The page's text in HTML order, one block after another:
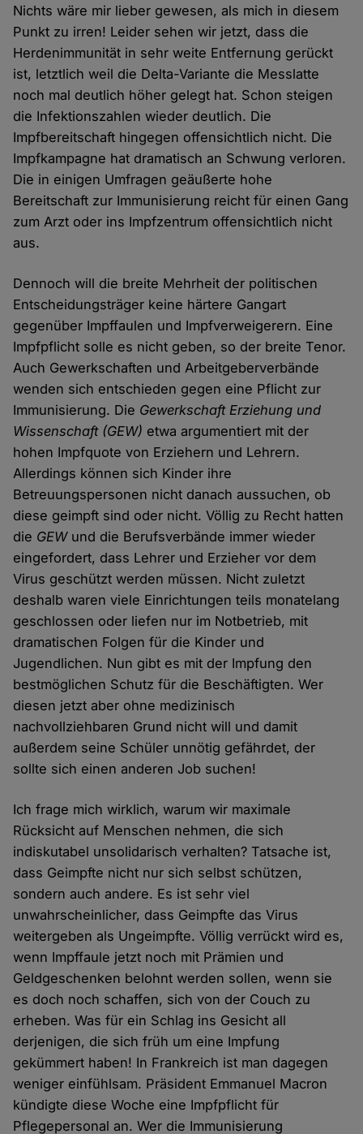
Nichts wäre mir lieber gewesen, als mich in diesem
Punkt zu irren! Leider sehen wir jetzt, dass die
Herdenimmunität in sehr weite Entfernung gerückt
ist, letztlich weil die Delta-Variante die Messlatte
noch mal deutlich höher gelegt hat. Schon steigen
die Infektionszahlen wieder deutlich. Die
Impfbereitschaft hingegen offensichtlich nicht. Die
Impfkampagne hat dramatisch an Schwung verloren.
Die in einigen Umfragen geäußerte hohe
Bereitschaft zur Immunisierung reicht für einen Gang
zum Arzt oder ins Impfzentrum offensichtlich nicht
aus.
Dennoch will die breite Mehrheit der politischen
Entscheidungsträger keine härtere Gangart
gegenüber Impffaulen und Impfverweigerern. Eine
Impfpflicht solle es nicht geben, so der breite Tenor.
Auch Gewerkschaften und Arbeitgeberverbände
wenden sich entschieden gegen eine Pflicht zur
Immunisierung. Die Gewerkschaft Erziehung und
Wissenschaft (GEW) etwa argumentiert mit der
hohen Impfquote von Erziehern und Lehrern.
Allerdings können sich Kinder ihre
Betreuungspersonen nicht danach aussuchen, ob
diese geimpft sind oder nicht. Völlig zu Recht hatten
die GEWund die Berufsverbände immer wieder
eingefordert, dass Lehrer und Erzieher vor dem
Virus geschützt werden müssen. Nicht zuletzt
deshalb waren viele Einrichtungen teils monatelang
geschlossen oder liefen nur im Notbetrieb, mit
dramatischen Folgen für die Kinder und
Jugendlichen. Nun gibt es mit der Impfung den
bestmöglichen Schutz für die Beschäftigten. Wer
diesen jetzt aber ohne medizinisch
nachvollziehbaren Grund nicht will und damit
außerdem seine Schüler unnötig gefährdet, der
sollte sich einen anderen Job suchen!
Ich frage mich wirklich, warum wir maximale
Rücksicht auf Menschen nehmen, die sich
indiskutabel unsolidarisch verhalten? Tatsache ist,
dass Geimpfte nicht nur sich selbst schützen,
sondern auch andere. Es ist sehr viel
unwahrscheinlicher, dass Geimpfte das Virus
weitergeben als Ungeimpfte. Völlig verrückt wird es,
wenn Impffaule jetzt noch mit Prämien und
Geldgeschenken belohnt werden sollen, wenn sie
es doch noch schaffen, sich von der Couch zu
erheben. Was für ein Schlag ins Gesicht all
derjenigen, die sich früh um eine Impfung
gekümmert haben! In Frankreich ist man dagegen
weniger einfühlsam. Präsident Emmanuel Macron
kündigte diese Woche eine Impfpflicht für
Pflegepersonal an. Wer die Immunisierung